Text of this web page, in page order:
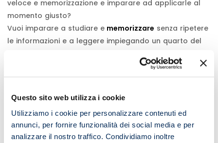
Questo sito web utilizza i cookie
Utilizziamo i cookie per personalizzare contenuti ed
annunci, per fornire funzionalità dei social media e per
analizzare il nostro traffico. Condividiamo inoltre
veloce e memorizzazione e imparare ad applicarle al
momento giusto?
Vuoi imparare a studiare e memorizzare senza ripetere
le informazioni e a leggere impiegando un quarto del
Posso aiutarti!
Hai 2 azioni a tua disposizione:
➡️ scrivi a info@imemouniversity.it